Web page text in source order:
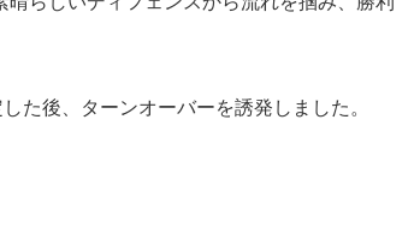
た後、ターンオーバーを誘発しました。